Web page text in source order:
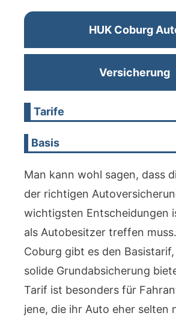
HUK Coburg
Versicherung
Tarife
Basis
Man kann wohl sagen, dass
der richtigen
wichtigsten Entscheidungen
als Autobesitzer treffen
Coburg gibt es den
solide Grundabsicherung
Tarif ist besonders für
jene, die ihr Auto eher selten